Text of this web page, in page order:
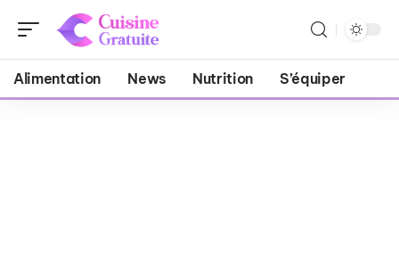
Alimentation News Nutrition S’équiper